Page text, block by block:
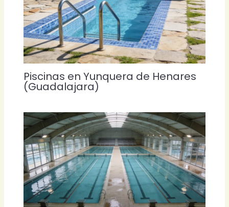
Piscinas en Yunquera de Henares
(Guadalajara)